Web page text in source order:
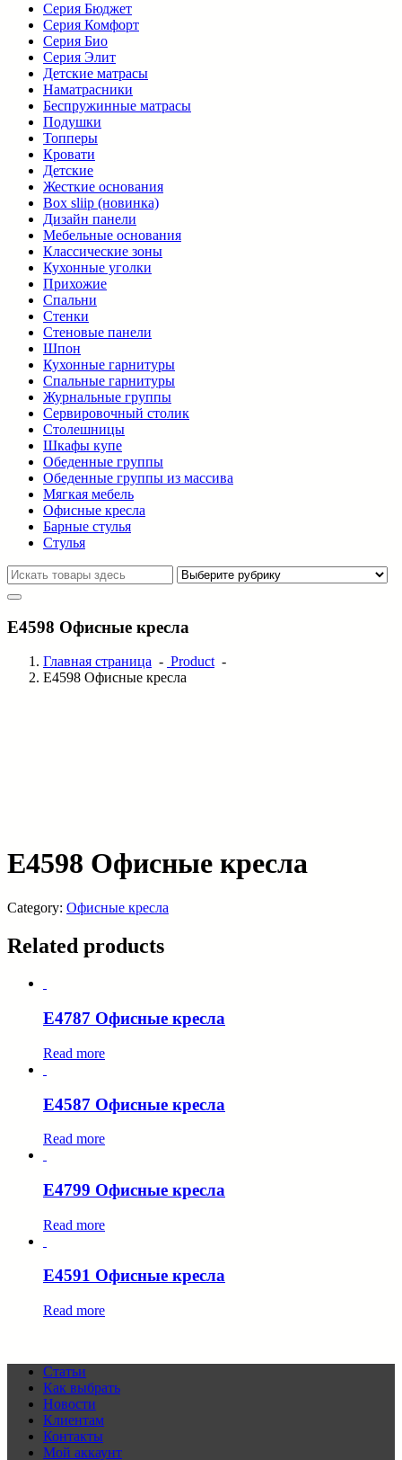
Серия Бюджет
Серия Комфорт
Серия Био
Серия Элит
Детские матрасы
Наматрасники
Беспружинные матрасы
Подушки
Топперы
Кровати
Детские
Жесткие основания
Box sliip (новинка)
Дизайн панели
Мебельные основания
Классические зоны
Кухонные уголки
Прихожие
Спальни
Стенки
Стеновые панели
Шпон
Кухонные гарнитуры
Спальные гарнитуры
Журнальные группы
Сервировочный столик
Столешницы
Шкафы купе
Обеденные группы
Обеденные группы из массива
Мягкая мебель
Офисные кресла
Барные стулья
Стулья
E4598 Офисные кресла
Главная страница - Product-
E4598 Офисные кресла
E4598 Офисные кресла
Category: Офисные кресла
Related products
E4787 Офисные кресла
Read more
E4587 Офисные кресла
Read more
E4799 Офисные кресла
Read more
E4591 Офисные кресла
Read more
Статьи
Как выбрать
Новости
Клиентам
Контакты
Мой аккаунт